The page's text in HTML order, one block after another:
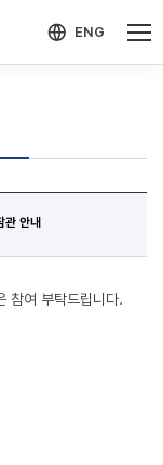
ENG
관 안내
참여 부탁드립니다.